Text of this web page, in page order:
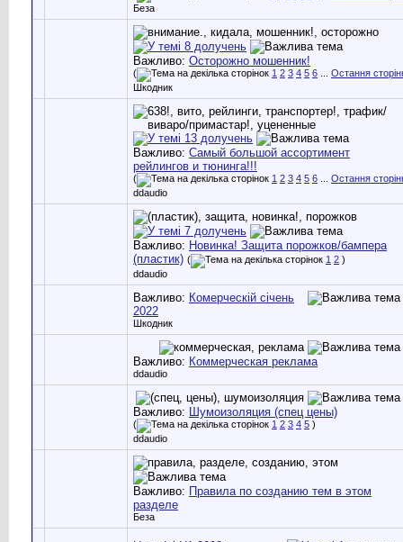
Беза
Важливо: Осторожно мошенник!
( 1 2 3 4 5 6
Остання
Шкодник
Важливо: Самый большой ассортимент
рейлингов и тюнинга!!!
( 1 2 3 4 5 6
Остання
ddaudio
Важливо: Новинка! Защита порожков/бампера
(пластик) ( 1 2 )
ddaudio
Важливо: Комерческій січень
2022
Шкодник
Важливо: Коммерческая реклама
ddaudio
Важливо: Шумоизоляция (спец цены)
( 1 2 3 4 5 )
ddaudio
Важливо: Правила по созданию тем в этом
разделе
Беза